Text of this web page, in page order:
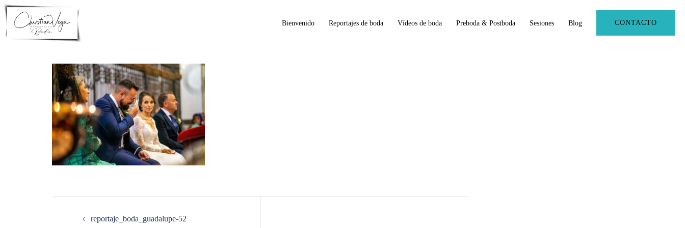
Saltar
al
contenido
Bienvenido Reportajes de boda Vídeos de boda Preboda & Postboda Sesiones Blog CONTACTO
reportaje_boda_guadalupe-52